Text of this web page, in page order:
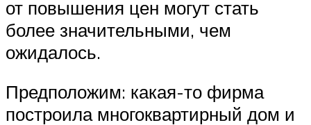
от повышения цен могут стать
более значительными, чем
ожидалось.
Предположим: какая-то фирма
построила многоквартирный дом и